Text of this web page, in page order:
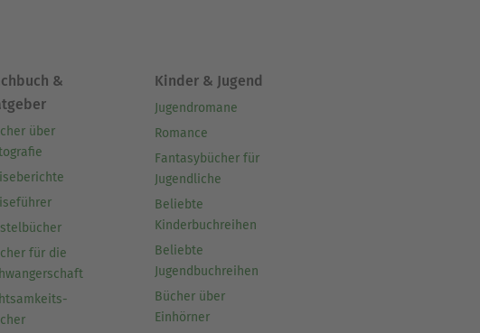
&
über
für die
Kinder & Jugend
Jugendromane
Romance
Fantasybücher für
Jugendliche
Beliebte
Kinderbuchreihen
Beliebte
Jugendbuchreihen
Bücher über
Einhörner